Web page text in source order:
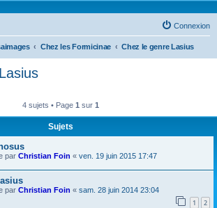
Connexion
Chez les Formicinae Chez le genre Lasius
4 sujets • Page 1 sur 1
Sujets
par Christian Foin « ven. 19 juin 2015 17:47
par Christian Foin « sam. 28 juin 2014 23:04
1 2